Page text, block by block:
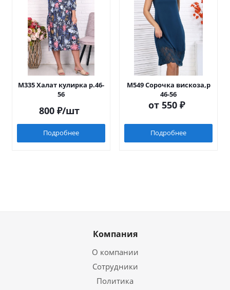
М335 Халат кулирка р.46-
56
800 ₽/шт
Подробнее
М549 Сорочка вискоза,р
46-56
от 550 ₽
Подробнее
Компания
О компании
Сотрудники
Политика